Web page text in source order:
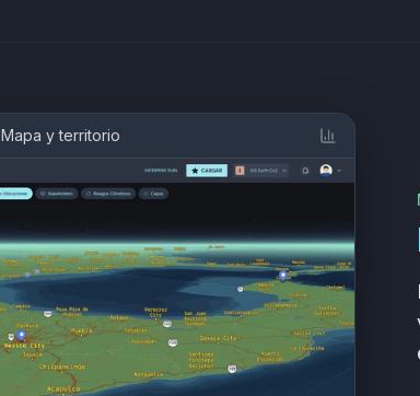
Mapa y territorio